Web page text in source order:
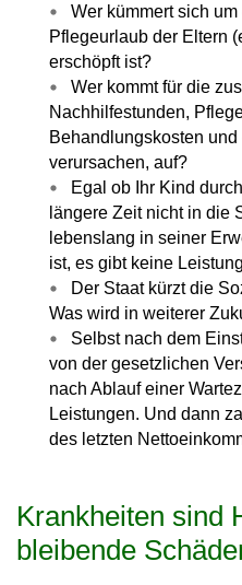
Wer kümmert sich
Pflegeurlaub der Eltern
erschöpft ist?
Wer kommt für die
Nachhilfestunden,
Behandlungskosten
verursachen, auf?
Egal ob Ihr Kind
längere Zeit nicht in die
lebenslang in seiner
ist, es gibt keine
Der Staat kürzt die
Was wird in weiterer
Selbst nach dem
von der gesetzlichen
nach Ablauf einer
Leistungen. Und dann
des letzten
Krankheiten sind
bleibende